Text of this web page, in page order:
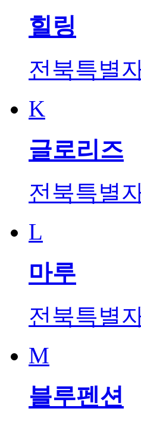
힐링
전북특별
K
글로리즈
전북특별
L
마루
전북특별
M
블루펜션